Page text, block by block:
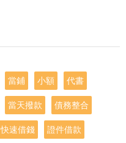
當鋪 小額 代書
當天撥款 債務整合
快速借錢 證件借款